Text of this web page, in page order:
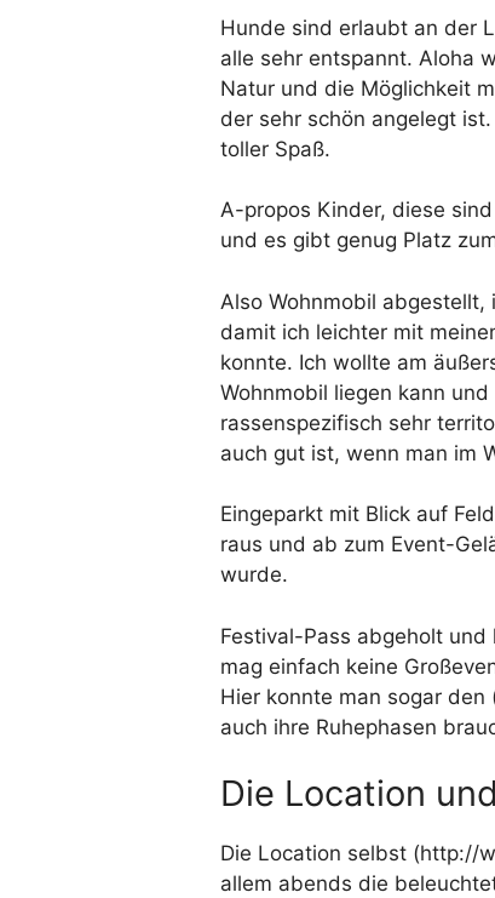
Hunde sind erlaubt an der
alle sehr entspannt. Aloha
Natur und die Möglichkeit
der sehr schön angelegt
toller Spaß.
A-propos Kinder, diese
und es gibt genug Platz
Also Wohnmobil
damit ich leichter mit
konnte. Ich wollte am
Wohnmobil liegen kann
rassenspezifisch sehr
auch gut ist, wenn man im
Eingeparkt mit Blick auf
raus und ab zum Event-
wurde.
Festival-Pass abgeholt
mag einfach keine
Hier konnte man sogar
auch ihre Ruhephasen
Die Location
Die Location selbst (http://
allem abends die